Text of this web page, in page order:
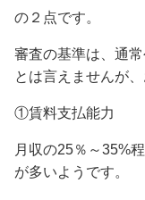
の２点です。
審査の基準は、通
とは言えませんが
①賃料支払能力
月収の25％～35%
が多いようです。